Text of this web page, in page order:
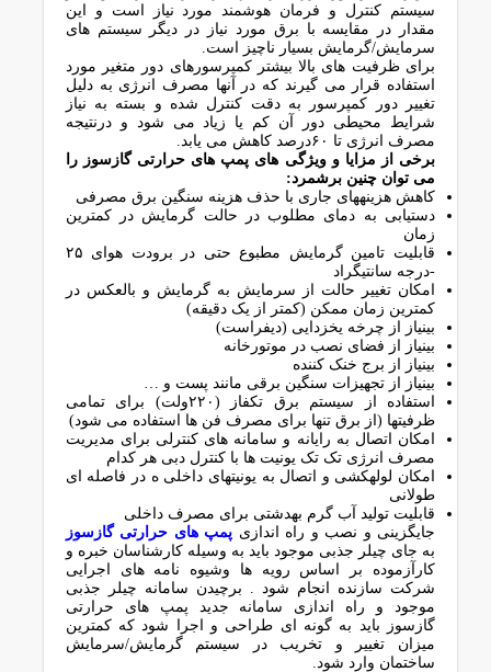
سیستم کنترل و فرمان هوشمند مورد نیاز است و این
مقدار در مقایسه با برق مورد نیاز در دیگر سیستم های
سرمایش/گرمایش بسیار ناچیز است.
برای ظرفیت های بالا بیشتر کمپرسورهای دور متغیر مورد
استفاده قرار می گیرند که در آنها مصرف انرژی به دلیل
تغییر دور کمپرسور به دقت کنترل شده و بسته به نیاز
شرایط محیطی دور آن کم یا زیاد می شود و درنتیجه
مصرف انرژی تا ۶۰درصد کاهش می یابد.
برخی از مزایا و ویژگی های پمپ های حرارتی گازسوز را
می توان چنین برشمرد:
کاهش هزینههای جاری با حذف هزینه سنگین برق مصرفی
دستیابی به دمای مطلوب در حالت گرمایش در کمترین
زمان
قابلیت تامین گرمایش مطبوع حتی در برودت هوای ۲۵
-درجه سانتیگراد
امکان تغییر حالت از سرمایش به گرمایش و بالعکس در
کمترین زمان ممکن (کمتر از یک دقیقه)
بینیاز از چرخه یخزدایی (دیفراست)
بینیاز از فضای نصب در موتورخانه
بینیاز از برج خنک کننده
بینیاز از تجهیزات سنگین برقی مانند پست و …
استفاده از سیستم برق تکفاز (۲۲۰ولت) برای تمامی
ظرفیتها (از برق تنها برای مصرف فن ها استفاده می شود)
امکان اتصال به رایانه و سامانه های کنترلی برای مدیریت
مصرف انرژی تک تک یونیت ها با کنترل دبی هر کدام
امکان لولهکشی و اتصال به یونیتهای داخلی ه در فاصله ای
طولانی
قابلیت تولید آب گرم بهدشتی برای مصرف داخلی
جایگزینی و نصب و راه اندازی پمپ های حرارتی گازسوز
به جای چیلر جذبی موجود باید به وسیله کارشناسان خبره و
کارآزموده بر اساس رویه ها وشیوه نامه های اجرایی
شرکت سازنده انجام شود . برچیدن سامانه چیلر جذبی
موجود و راه اندازی سامانه جدید پمپ های حرارتی
گازسوز باید به گونه ای طراحی و اجرا شود که کمترین
میزان تغییر و تخریب در سیستم گرمایش/سرمایش
ساختمان وارد شود.